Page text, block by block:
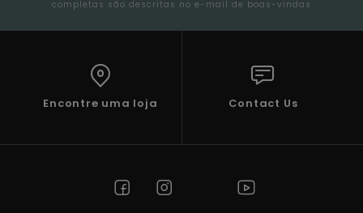
completas são descritas no e-mail de boas-vindas
Encontre uma loja Contact Us